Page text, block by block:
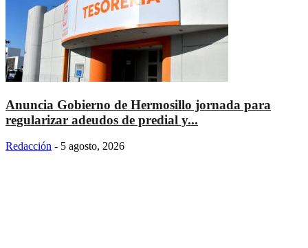
Anuncia Gobierno de Hermosillo jornada para
regularizar adeudos de predial y...
Redacción - 5 agosto, 2026